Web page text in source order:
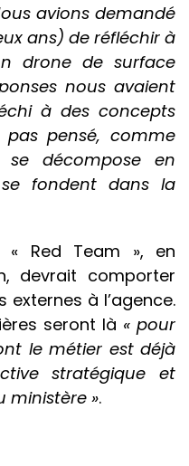
avions demandé
ans) de réfléchir à
drone de surface
nous avaient
à des concepts
pas pensé, comme
décompose en
fondent dans la
« Red Team », en
devrait comporter
externes à l’agence.
seront là « pour
le métier est déjà
stratégique et
ministère ».